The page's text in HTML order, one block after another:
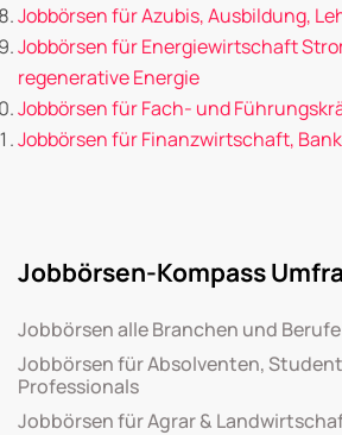
Jobbörsen für Azubis, Ausbildung,
Jobbörsen für Energiewirtschaft
regenerative Energie
Jobbörsen für Fach- und
Jobbörsen für Finanzwirtschaft,
Jobbörsen-Kompass
Jobbörsen alle Branchen und Berufe
Jobbörsen für Absolventen,
Professionals
Jobbörsen für Agrar &